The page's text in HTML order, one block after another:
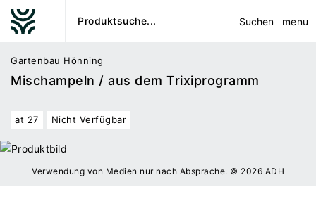
Suchen menu
Gartenbau Hönning
Mischampeln / aus dem Trixiprogramm
at 27 Nicht Verfügbar
Verwendung von Medien nur nach Absprache. © 2026 ADH